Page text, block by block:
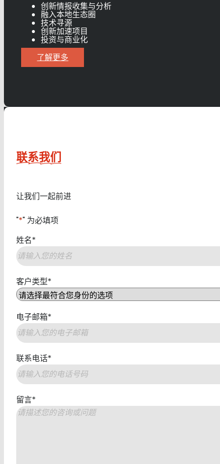
创新情报收集与分析
融入本地生态圈
技术寻源
创新加速项目
投资与商业化
了解更多
联系我们
让我们一起前进
"*" 为必填项
姓名*
一
页
客户类型*
电子邮箱*
联系电话*
留言*